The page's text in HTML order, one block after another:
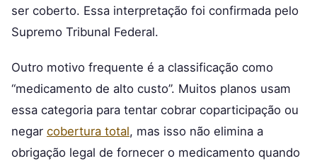
ser coberto. Essa interpretação foi confirmada pelo
Supremo Tribunal Federal.
Outro motivo frequente é a classificação como
“medicamento de alto custo”. Muitos planos usam
essa categoria para tentar cobrar coparticipação ou
negar cobertura total, mas isso não elimina a
obrigação legal de fornecer o medicamento quando